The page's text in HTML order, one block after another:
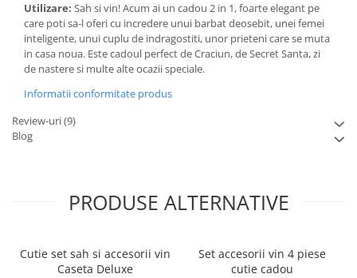
Utilizare: Sah si vin! Acum ai un cadou 2 in 1, foarte elegant pe
care poti sa-l oferi cu incredere unui barbat deosebit, unei femei
inteligente, unui cuplu de indragostiti, unor prieteni care se muta
in casa noua. Este cadoul perfect de Craciun, de Secret Santa, zi
de nastere si multe alte ocazii speciale.
Informatii conformitate produs
Review-uri(9)
Blog
PRODUSE ALTERNATIVE
Cutie set sah si accesorii vin
Caseta Deluxe
Set accesorii vin 4 piese
cutie cadou